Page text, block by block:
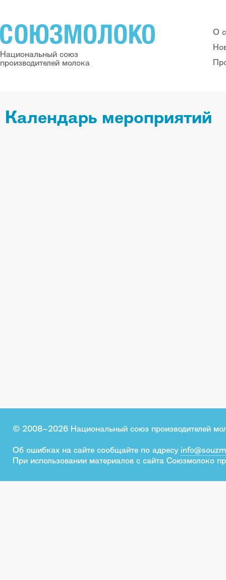
Национальный союз
производителей молока
О
Календарь мероприятий
© 2008–2026 Национальный союз производителей
Об ошибках на сайте сообщайте по адресу
При использовании материалов с сайта Союзмолоко